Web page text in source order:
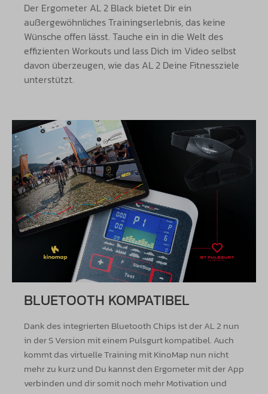
Der Ergometer AL 2 Black bietet Dir ein
außergewöhnliches Trainingserlebnis, das keine
Wünsche offen lässt. Tauche ein in die Welt des
effizienten Workouts und lass Dich im Video selbst
davon überzeugen, wie das AL 2 Deine Fitnessziele
unterstützt.
BLUETOOTH KOMPATIBEL
Dank des integrierten Bluetooth Chips ist der AL 2 nun
in der S Version mit einem Pulsgurt kompatibel. Auch
kommt das virtuelle Training mit KinoMap nun nicht
mehr zu kurz und Du kannst den Ergometer mit der App
verbinden und dir somit noch mehr Motivation und